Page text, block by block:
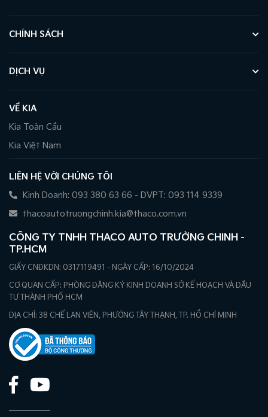
CHÍNH SÁCH
DỊCH VỤ
VỀ KIA
Kia Toàn Cầu
Kia Việt Nam
LIÊN HỆ VỚI CHÚNG TÔI
Kinh Doanh: 093 380 63 66 - DVPT: 093 114 9339
thacoautotruongchinh.kia@thaco.com.vn
CÔNG TY TNHH THACO AUTO TRƯỜNG CHINH -
TP.HCM
GIẤY CNĐKDN: 0317119491 - NGÀY CẤP: 16/10/2024
CƠ QUAN CẤP: PHÒNG ĐĂNG KÝ KINH DOANH SỞ KẾ HOẠCH VÀ ĐẦU
TƯ THÀNH PHỐ HCM
ĐỊA CHỈ: 38 CHẾ LAN VIÊN, PHƯỜNG TÂY THẠNH, TP. HỒ CHÍ MINH